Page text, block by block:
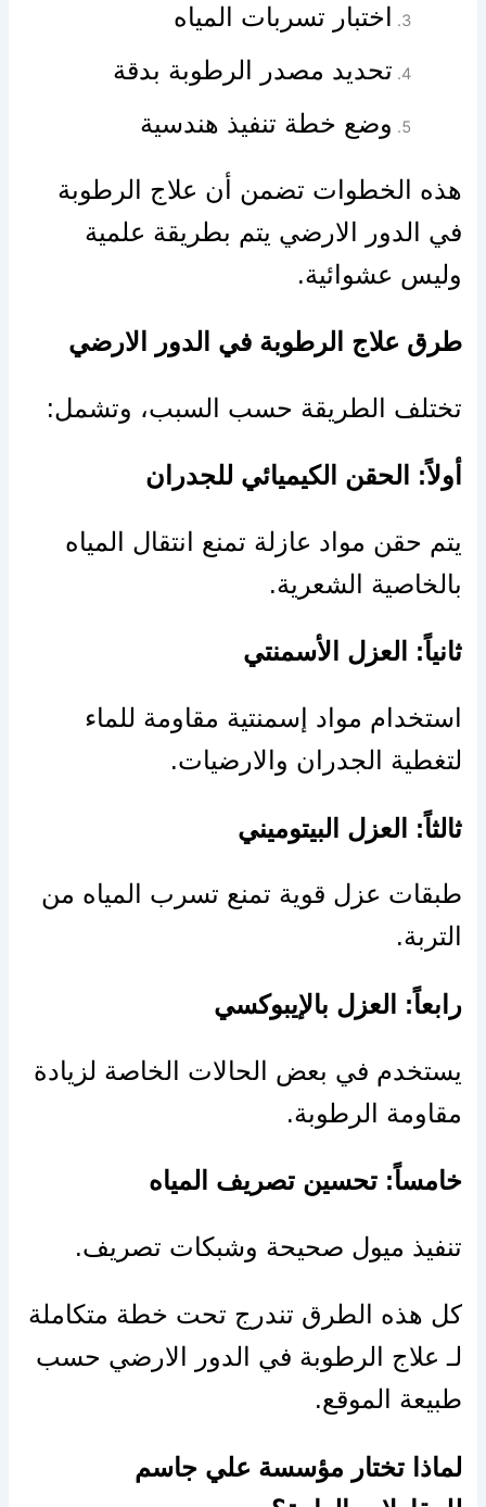
اختبار تسربات المياه
تحديد مصدر الرطوبة بدقة
وضع خطة تنفيذ هندسية
هذه الخطوات تضمن أن علاج الرطوبة
في الدور الارضي يتم بطريقة علمية
وليس عشوائية.
طرق علاج الرطوبة في الدور الارضي
تختلف الطريقة حسب السبب، وتشمل:
أولاً: الحقن الكيميائي للجدران
يتم حقن مواد عازلة تمنع انتقال المياه
بالخاصية الشعرية.
ثانياً: العزل الأسمنتي
استخدام مواد إسمنتية مقاومة للماء
لتغطية الجدران والارضيات.
ثالثاً: العزل البيتوميني
طبقات عزل قوية تمنع تسرب المياه من
التربة.
رابعاً: العزل بالإيبوكسي
يستخدم في بعض الحالات الخاصة لزيادة
مقاومة الرطوبة.
خامساً: تحسين تصريف المياه
تنفيذ ميول صحيحة وشبكات تصريف.
كل هذه الطرق تندرج تحت خطة متكاملة
لـ علاج الرطوبة في الدور الارضي حسب
طبيعة الموقع.
لماذا تختار مؤسسة علي جاسم